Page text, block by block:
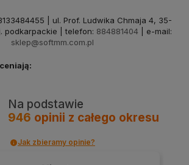
| ul. Prof. Ludwika Chmaja 4, 35-
podkarpackie | telefon: 884881404 | e-mail:
sklep@softmm.com.pl
Na podstawie
946 opinii z całego okresu
Jak zbieramy opinie?